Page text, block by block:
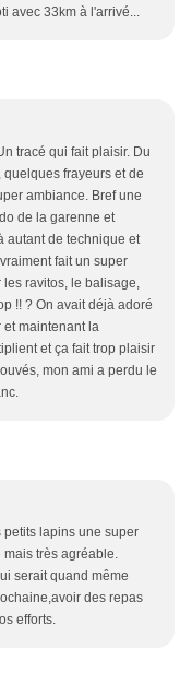
avec 33km à l'arrivé...
tracé qui fait plaisir. Du
frayeurs et de
ambiance. Bref une
de la garenne et
autant de technique et
fait un super
ravitos, le balisage,
!! ? On avait déjà adoré
et maintenant la
et ça fait trop plaisir
mon ami a perdu le
lapins une super
très agréable.
serait quand même
des repas
efforts.